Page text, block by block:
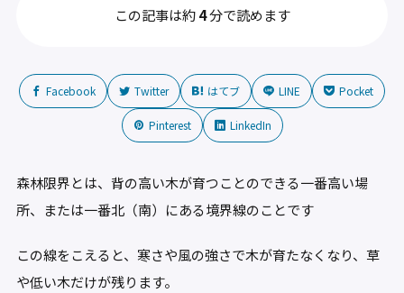
この記事は約4分で読めます
Facebook Twitter はてブ LINE Pocket
Pinterest LinkedIn
森林限界とは、背の高い木が育つことのできる一番高い場
所、または一番北（南）にある境界線のことです
この線をこえると、寒さや風の強さで木が育たなくなり、草
や低い木だけが残ります。